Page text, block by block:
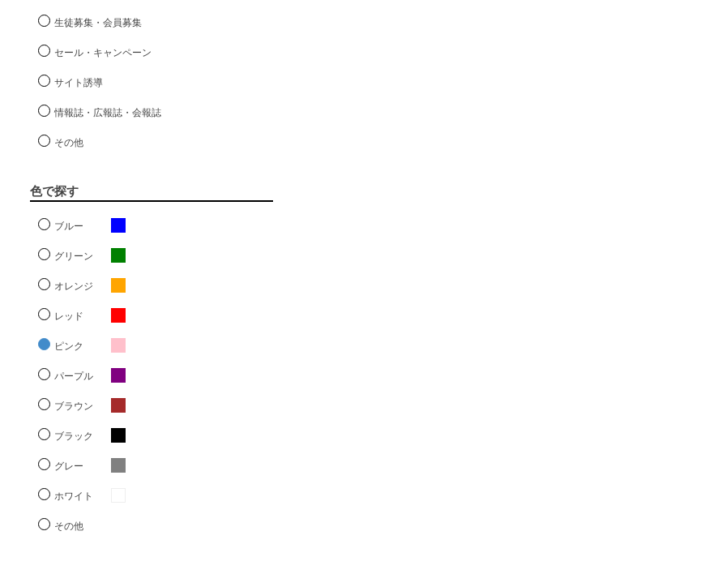
生徒募集・会員募集
セール・キャンペーン
サイト誘導
情報誌・広報誌・会報誌
その他
色で探す
ブルー
グリーン
オレンジ
レッド
ピンク
パープル
ブラウン
ブラック
グレー
ホワイト
その他